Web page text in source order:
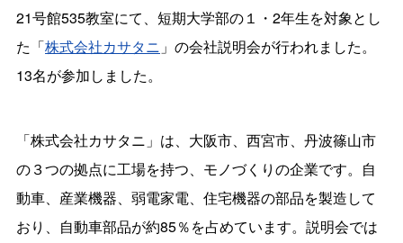
21号館535教室にて、短期大学部の１・2年生を対象とし
た「株式会社カサタニ 」の会社説明会が行われました。
13名が参加しました。
「株式会社カサタニ」は、大阪市、西宮市、丹波篠山市
の３つの拠点に工場を持つ、モノづくりの企業です。自
動車、産業機器、弱電家電、住宅機器の部品を製造して
おり、自動車部品が約85％を占めています。説明会では